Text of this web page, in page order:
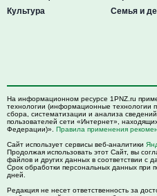
Культура
Семья и
На информационном ресурсе 1PNZ.ru
технологии (информационные технологии
сбора, систематизации и анализа
пользователей сети «Интернет»,
Федерации)». Правила применения
Сайт использует сервисы веб-аналитики
Продолжая использовать этот Сайт, вы
файлов и других данных в соответствии с
Срок обработки персональных данных при
дней.
Редакция не несет ответственность за